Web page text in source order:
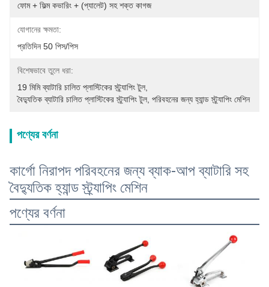
ফোম + ফিল্ম কভারিং + (প্যালেট) সহ শক্ত কাগজ
যোগানের ক্ষমতা:
প্রতিদিন 50 পিস/পিস
বিশেষভাবে তুলে ধরা:
19 মিমি ব্যাটারি চালিত প্লাস্টিকের স্ট্র্যাপিং টুল
বৈদ্যুতিক ব্যাটারি চালিত প্লাস্টিকের স্ট্র্যাপিং টুল পরিবহনের জন্য হ্যান্ড স্ট্র্যাপিং মেশিন
পণ্যের বর্ণনা
কার্গো নিরাপদ পরিবহনের জন্য ব্যাক-আপ ব্যাটারি সহ
বৈদ্যুতিক হ্যান্ড স্ট্র্যাপিং মেশিন
পণ্যের বর্ণনা